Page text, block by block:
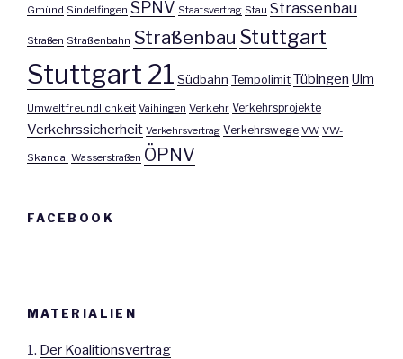
Gmünd Sindelfingen SPNV Staatsvertrag Stau Strassenbau
Straßen Straßenbahn Straßenbau Stuttgart
Stuttgart 21 Südbahn Tempolimit Tübingen Ulm
Umweltfreundlichkeit Vaihingen Verkehr Verkehrsprojekte
Verkehrssicherheit Verkehrsvertrag Verkehrswege VW VW-
Skandal Wasserstraßen ÖPNV
FACEBOOK
MATERIALIEN
1. Der Koalitionsvertrag